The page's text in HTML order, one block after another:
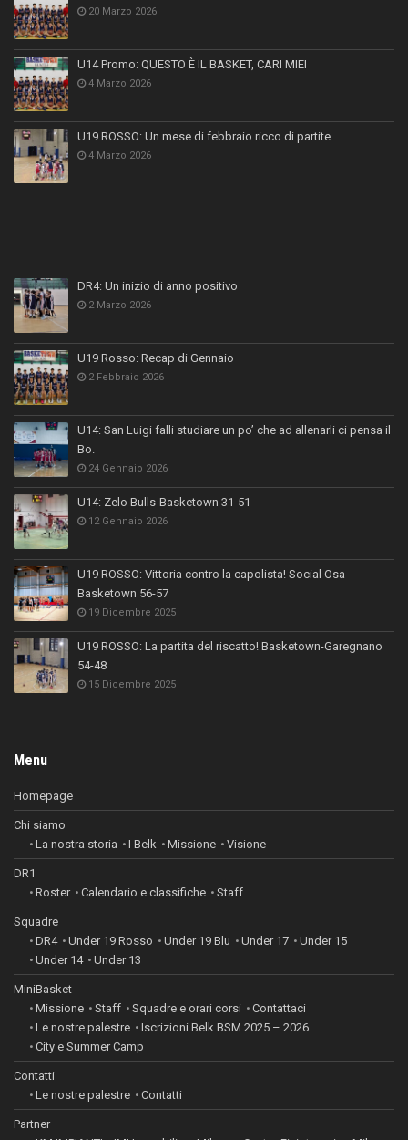
20 Marzo 2026
U14 Promo: QUESTO È IL BASKET, CARI MIEI
4 Marzo 2026
U19 ROSSO: Un mese di febbraio ricco di partite
4 Marzo 2026
DR4: Un inizio di anno positivo
2 Marzo 2026
U19 Rosso: Recap di Gennaio
2 Febbraio 2026
U14: San Luigi falli studiare un po’ che ad allenarli ci pensa il
Bo.
24 Gennaio 2026
U14: Zelo Bulls-Basketown 31-51
12 Gennaio 2026
U19 ROSSO: Vittoria contro la capolista! Social Osa-
Basketown 56-57
19 Dicembre 2025
U19 ROSSO: La partita del riscatto! Basketown-Garegnano
54-48
15 Dicembre 2025
Menu
Homepage
Chi siamo
La nostra storia
I Belk Missione Visione
DR1
Roster
Calendario e classifiche Staff
Squadre
DR4
Under 19 Rosso Under 19 Blu Under 17
Under 15
Under 14
Under 13
MiniBasket
Missione
Staff Squadre e orari corsi
Contattaci
Le nostre palestre
Iscrizioni Belk BSM 2025 – 2026
City e Summer Camp
Contatti
Le nostre palestre
Contatti
Partner